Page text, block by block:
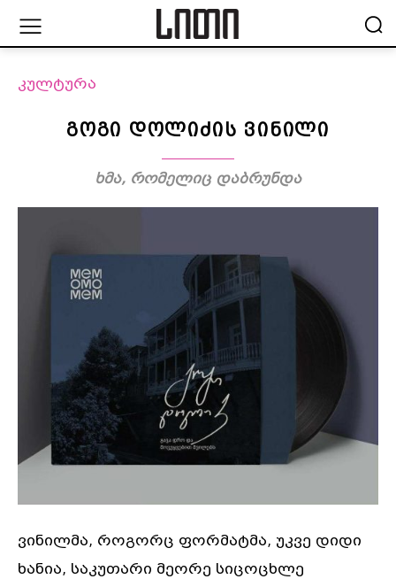
კულტურა
გოგი დოლიძის ვინილი
ხმა, რომელიც დაბრუნდა
ვინილმა, როგორც ფორმატმა, უკვე დიდი
ხანია, საკუთარი მეორე სიცოცხლე